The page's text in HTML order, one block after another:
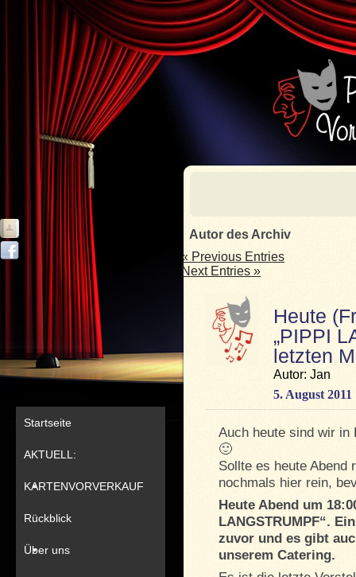
Startseite
AKTUELL:
KARTENVORVERKAUF
Rückblick
Über uns
Autor des Archiv
« Previous Entries
Next Entries »
Heute
„PIPPI
letzten
Autor: Jan
5. August 2011
Auch heute sind wir in
🙂
Sollte es heute Abend
nochmals hier rein,
Heute Abend um
LANGSTRUMPF“.
zuvor und es gibt
unserem Catering.